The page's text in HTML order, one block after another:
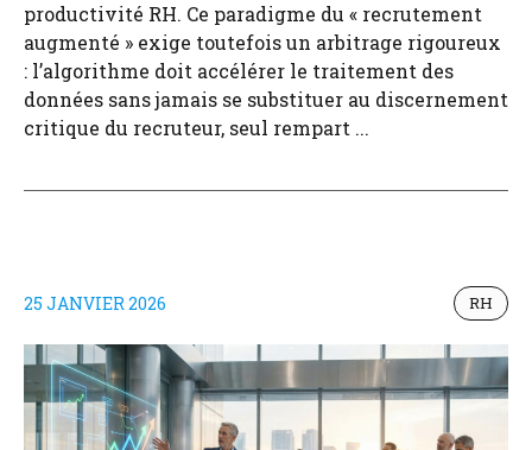
productivité RH. Ce paradigme du « recrutement
augmenté » exige toutefois un arbitrage rigoureux
: l’algorithme doit accélérer le traitement des
données sans jamais se substituer au discernement
critique du recruteur, seul rempart ...
25 JANVIER 2026 RH